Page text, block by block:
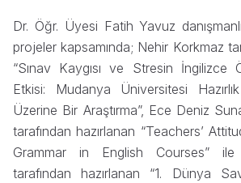
Dr. Öğr. Üyesi Fatih Yavuz
projeler kapsamında; Nehir Korkmaz
“Sınav Kaygısı ve Stresin İngilizce
Etkisi: Mudanya Üniversitesi Hazırlık
Üzerine Bir Araştırma”, Ece Deniz
tarafından hazırlanan “Teachers’
Grammar in English Courses”
tarafından hazırlanan “1. Dünya